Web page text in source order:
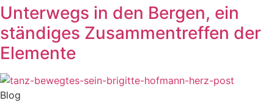
Unterwegs in den Bergen, ein
ständiges Zusammentreffen der
Elemente
Blog